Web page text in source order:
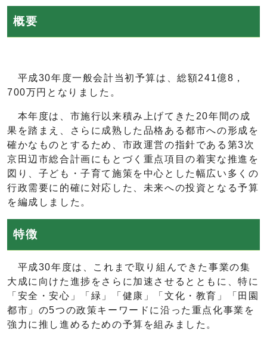
概要
平成30年度一般会計当初予算は、総額241億8，
700万円となりました。
本年度は、市施行以来積み上げてきた20年間の成
果を踏まえ、さらに成熟した品格ある都市への形成を
確かなものとするため、市政運営の指針である第3次
京田辺市総合計画にもとづく重点項目の着実な推進を
図り、子ども・子育て施策を中心とした幅広い多くの
行政需要に的確に対応した、未来への投資となる予算
を編成しました。
特徴
平成30年度は、これまで取り組んできた事業の集
大成に向けた進捗をさらに加速させるとともに、特に
「安全・安心」「緑」「健康」「文化・教育」「田園
都市」の5つの政策キーワードに沿った重点化事業を
強力に推し進めるための予算を組みました。